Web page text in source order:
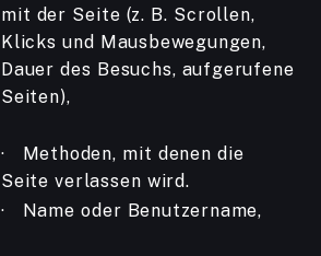
mit der Seite (z. B. Scrollen,
Klicks und Mausbewegungen,
Dauer des Besuchs, aufgerufene
Seiten),
· Methoden, mit denen die
Seite verlassen wird.
· Name oder Benutzername,